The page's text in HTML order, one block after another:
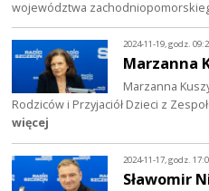
województwa
2024-11-19, godz.
Marzanna
Marzanna
Rodziców i Przyjaciół Dzieci z
więcej
2024-11-17, godz.
Sławomir